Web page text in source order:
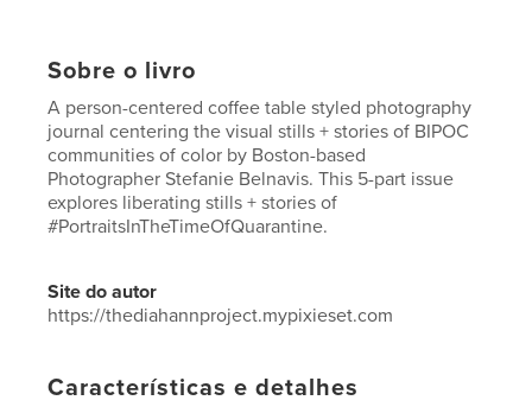
Sobre o livro
A person-centered coffee table styled photography
journal centering the visual stills + stories of BIPOC
communities of color by Boston-based
Photographer Stefanie Belnavis. This 5-part issue
explores liberating stills + stories of
#PortraitsInTheTimeOfQuarantine.
Site do autor
https://thediahannproject.mypixieset.com
Características e detalhes